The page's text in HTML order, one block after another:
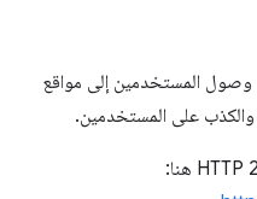
المستخدمين إلى مواقع